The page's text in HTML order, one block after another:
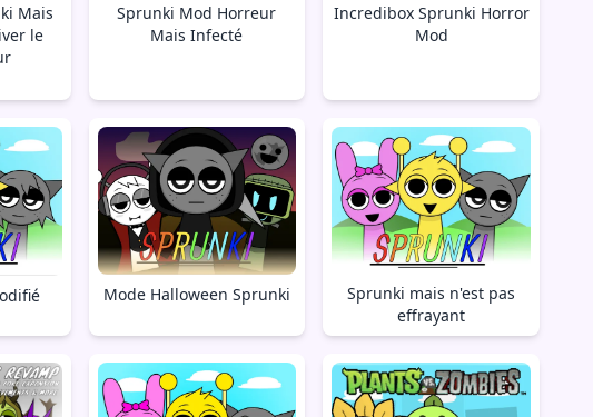
Mais
le
Sprunki Mod Horreur
Mais Infecté
Incredibox Sprunki Horror
Mod
Mode Halloween Sprunki
Sprunki mais n'est pas
effrayant